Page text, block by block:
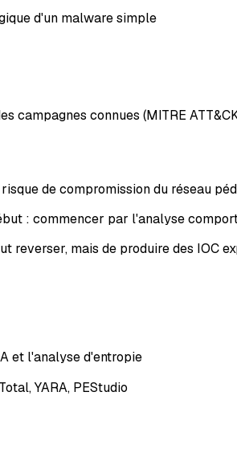
d'un malware simple
campagnes connues (MITRE
de compromission du réseau
: commencer par l'analyse
mais de produire des IOC
et l'analyse d'entropie
YARA, PEStudio